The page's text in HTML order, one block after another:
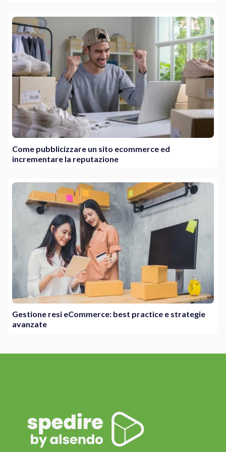
Come pubblicizzare un sito ecommerce ed
incrementare la reputazione
Gestione resi eCommerce: best practice e strategie
avanzate